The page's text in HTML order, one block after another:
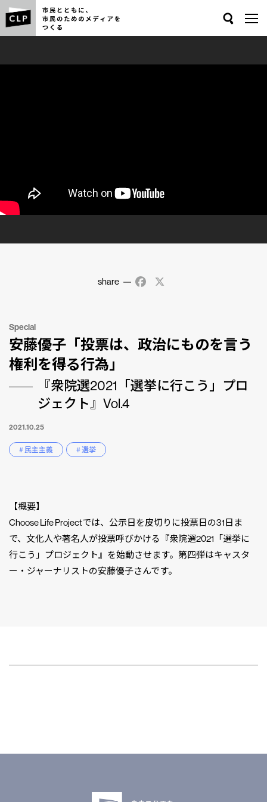
share Facebook
Special
安藤優子「投票は、政治にものを言う
権利を得る行為」
『衆院選2021「選挙に行こう」プロ
ジェクト』Vol.4
2021.10.25
# 民主主義 # 選挙
【概要】
Choose Life Projectでは、公示日を皮切りに投票日の31日ま
で、文化人や著名人が投票呼びかける『衆院選2021「選挙に
行こう」プロジェクト』を始動させます。第四弾はキャスタ
ー・ジャーナリストの安藤優子さんです。